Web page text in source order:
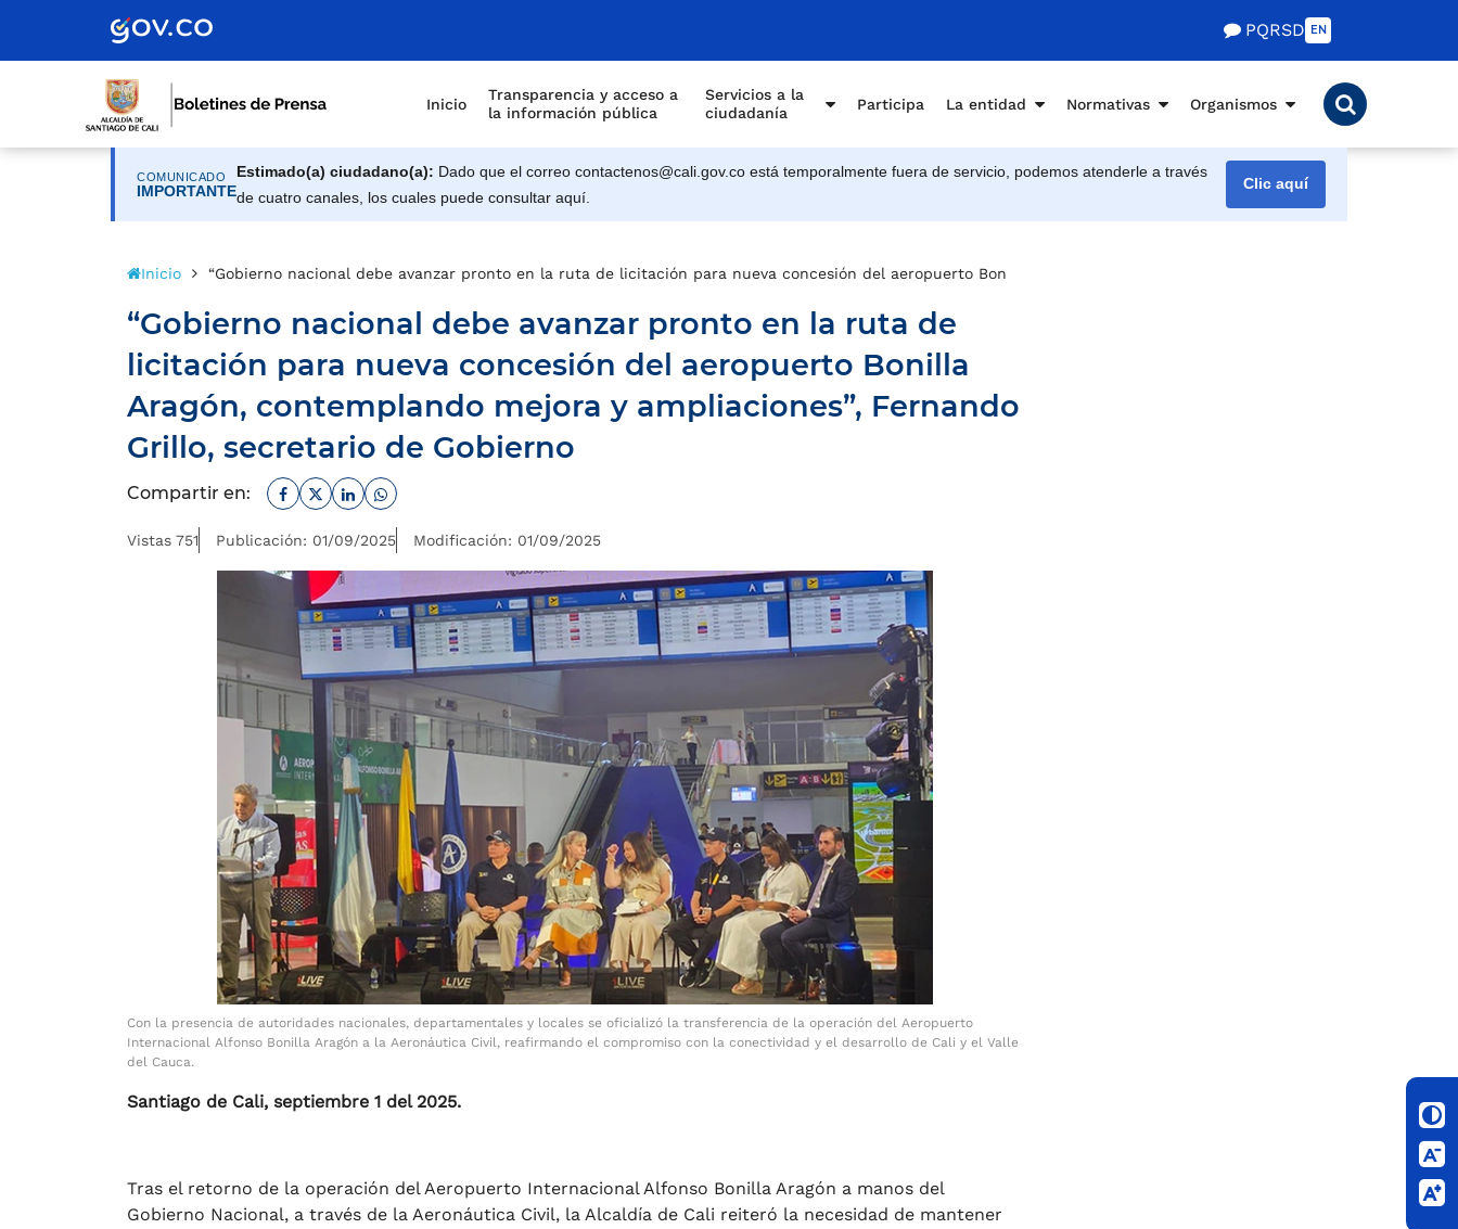
PQRSD EN
Inicio
Transparencia y acceso a
la información pública
Servicios a la
ciudadanía
Participa La entidad Normativas Organismos
COMUNICADO
IMPORTANTE
Estimado(a) ciudadano(a): Dado que el correo contactenos@cali.gov.co está temporalmente fuera de servicio, podemos atenderle a través
de cuatro canales, los cuales puede consultar aquí.
Clic aquí
Inicio “Gobierno nacional debe avanzar pronto en la ruta de licitación para nueva concesión del aeropuerto Bonilla Aragón, contemplando mejora y ampliaciones”,
“Gobierno nacional debe avanzar pronto en la ruta de
licitación para nueva concesión del aeropuerto Bonilla
Aragón, contemplando mejora y ampliaciones”, Fernando
Grillo, secretario de Gobierno
Compartir en: Facebook
TwitterLinkedinWhatsapp
Vistas 751 Publicación: 01/09/2025 Modificación: 01/09/2025
Con la presencia de autoridades nacionales, departamentales y locales se oficializó la transferencia de la operación del Aeropuerto
Internacional Alfonso Bonilla Aragón a la Aeronáutica Civil, reafirmando el compromiso con la conectividad y el desarrollo de Cali y el Valle
del Cauca.
Santiago de Cali, septiembre 1 del 2025.
Tras el retorno de la operación del Aeropuerto Internacional Alfonso Bonilla Aragón a manos del
Gobierno Nacional, a través de la Aeronáutica Civil, la Alcaldía de Cali reiteró la necesidad de mantener